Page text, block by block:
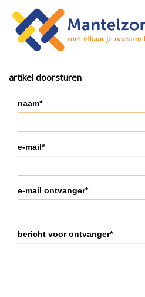
artikel doorsturen
naam*
e-mail*
e-mail ontvanger*
bericht voor ontvanger*